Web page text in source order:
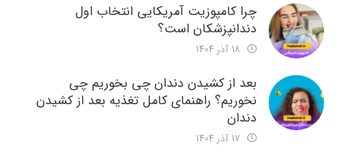
چرا کامپوزیت آمریکایی انتخاب اول
دندانپزشکان است؟
بعد از کشیدن دندان چی بخوریم چی
نخوریم؟ راهنمای کامل تغذیه بعد از کشیدن
دندان